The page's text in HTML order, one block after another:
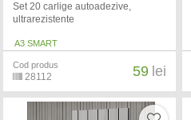
Set 20 carlige autoadezive,
ultrarezistente
A3 SMART
Cod produs
28112 59 lei